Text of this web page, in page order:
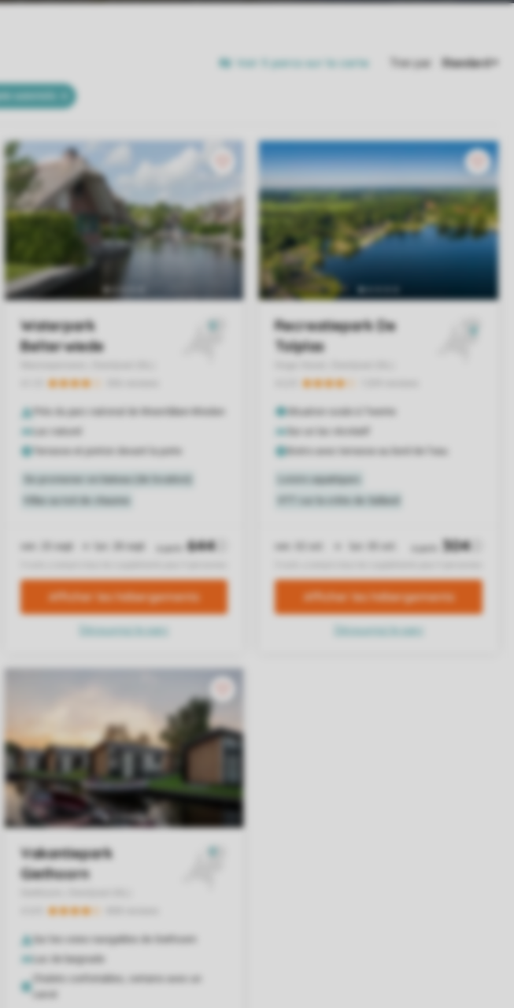
Voir 5 parcs sur la carte Trier par: